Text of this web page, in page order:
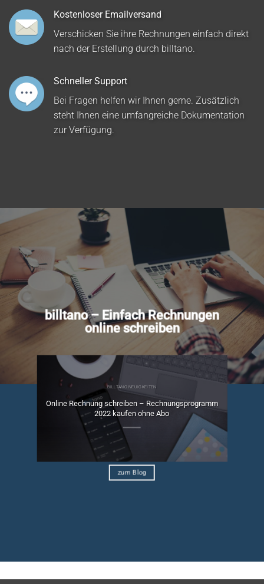
Kostenloser Emailversand
Verschicken Sie ihre Rechnungen einfach direkt
nach der Erstellung durch billtano.
Schneller Support
Bei Fragen helfen wir Ihnen gerne. Zusätzlich
steht Ihnen eine umfangreiche Dokumentation
zur Verfügung.
billtano – Einfach Rechnungen
online schreiben
BILLTANO NEUIGKEITEN
Online Rechnung schreiben – Rechnungsprogramm
2022 kaufen ohne Abo
zum Blog